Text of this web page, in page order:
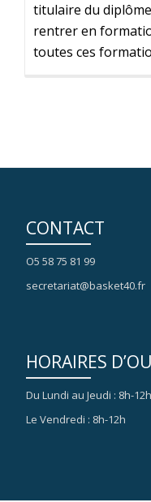
titulaire du
rentrer en
toutes ces
CONTACT
O5 58 75 81 99
secretariat@basket40.fr
HORAIRES
Du Lundi au Jeudi : 8h-
Le Vendredi : 8h-12h